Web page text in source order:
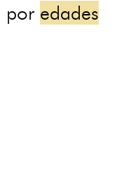
por edades